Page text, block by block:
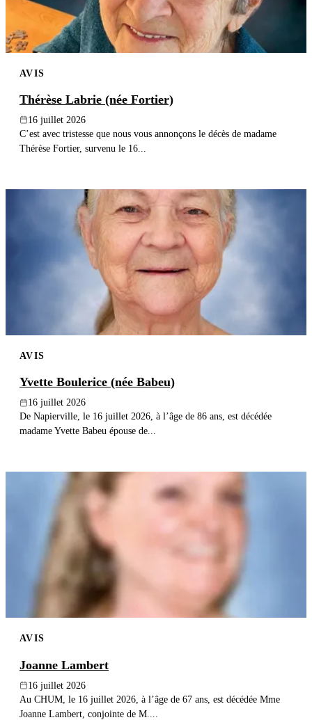
AVIS
Thérèse Labrie (née Fortier)
16 juillet 2026
C’est avec tristesse que nous vous annonçons le décès de madame
Thérèse Fortier, survenu le 16...
AVIS
Yvette Boulerice (née Babeu)
16 juillet 2026
De Napierville, le 16 juillet 2026, à l’âge de 86 ans, est décédée
madame Yvette Babeu épouse de...
AVIS
Joanne Lambert
16 juillet 2026
Au CHUM, le 16 juillet 2026, à l’âge de 67 ans, est décédée Mme
Joanne Lambert, conjointe de M....